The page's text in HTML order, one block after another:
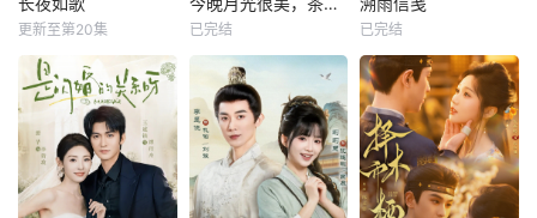
更新至第20集 已完结 已完结